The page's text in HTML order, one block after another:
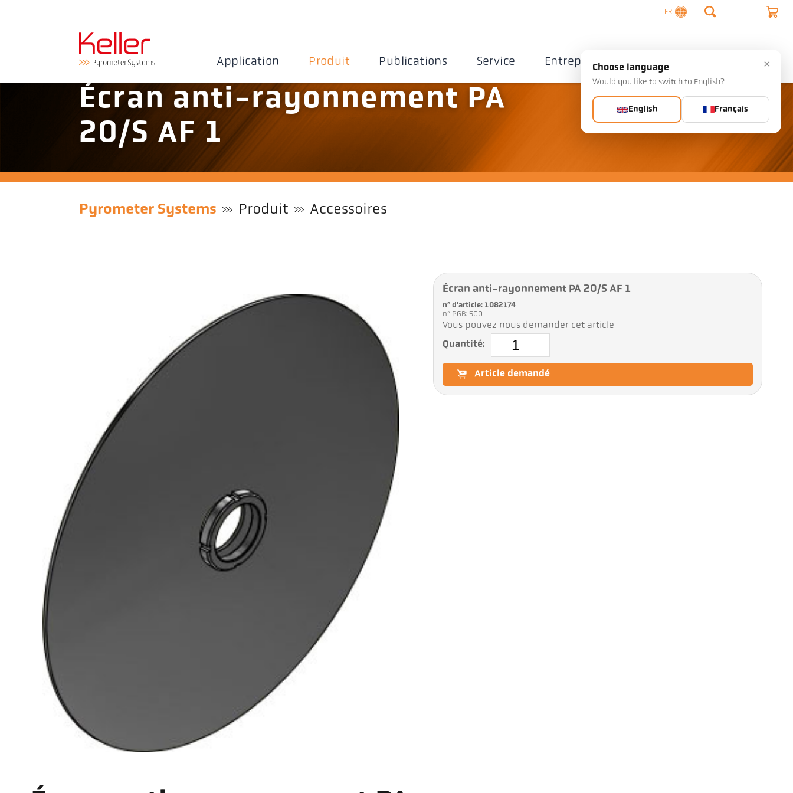
FR
Application Produit Publications Service Entreprise Contact
Écran anti-rayonnement PA
20/S AF 1
Pyrometer Systems Produit Accessoires
Écran anti-rayonnement PA 20/S AF 1
n° d'article: 1082174
n° PGB: 500
Vous pouvez nous demander cet article
Quantité:
Article demandé
×
Choose language
Would you like to switch to English?
English Français